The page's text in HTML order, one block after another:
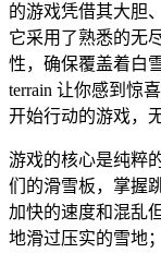
的游戏凭借其大胆
它采用了熟悉的无
性，确保覆盖着白
terrain 让你感到惊
开始行动的游戏，
游戏的核心是纯粹
们的滑雪板，掌握
加快的速度和混乱
地滑过压实的雪地